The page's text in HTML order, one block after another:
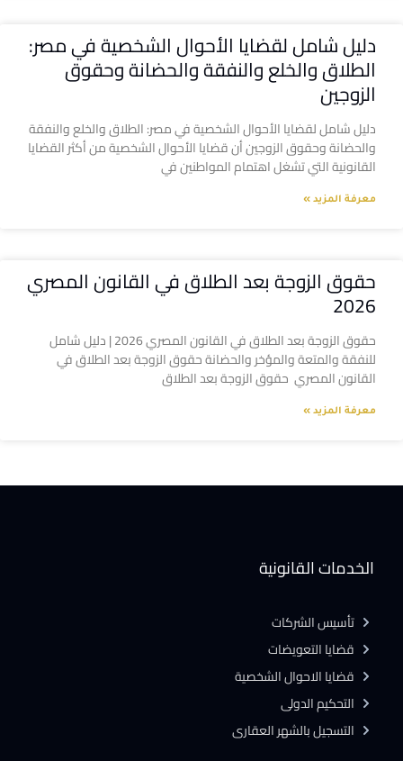
دليل شامل لقضايا الأحوال الشخصية في مصر:
الطلاق والخلع والنفقة والحضانة وحقوق
الزوجين
دليل شامل لقضايا الأحوال الشخصية في مصر: الطلاق والخلع والنفقة
والحضانة وحقوق الزوجين أن قضايا الأحوال الشخصية من أكثر القضايا
القانونية التي تشغل اهتمام المواطنين في
معرفة المزيد »
حقوق الزوجة بعد الطلاق في القانون المصري
2026
حقوق الزوجة بعد الطلاق في القانون المصري 2026 | دليل شامل
للنفقة والمتعة والمؤخر والحضانة حقوق الزوجة بعد الطلاق في
القانون المصري حقوق الزوجة بعد الطلاق
معرفة المزيد »
الخدمات القانونية
تأسيس الشركات
قضايا التعويضات
قضايا الاحوال الشخصية
التحكيم الدولى
التسجيل بالشهر العقارى